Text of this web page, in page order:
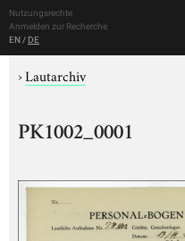
Nutzungsrechte
Anmelden zur Recherche
EN / DE
›Lautarchiv
PK1002_0001